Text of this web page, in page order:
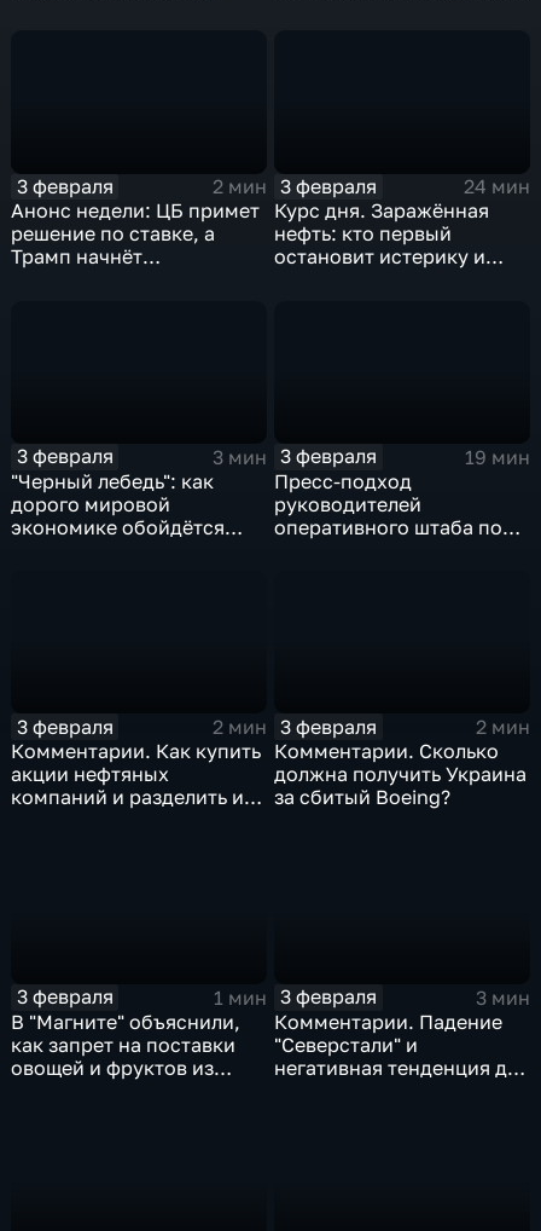
3 февраля
2 мин
Анонс недели: ЦБ примет
решение по ставке, а
Трамп начнёт
3 февраля
24 мин
Курс дня. Заражённая
нефть: кто первый
остановит истерику и
3 февраля
3 мин
"Черный лебедь": как
дорого мировой
экономике обойдётся
3 февраля
19 мин
Пресс-подход
руководителей
оперативного штаба по
3 февраля
2 мин
Комментарии. Как купить
акции нефтяных
компаний и разделить их
3 февраля
2 мин
Комментарии. Сколько
должна получить Украина
за сбитый Boeing?
3 февраля
1 мин
В "Магните" объяснили,
как запрет на поставки
овощей и фруктов из
3 февраля
3 мин
Комментарии. Падение
"Северстали" и
негативная тенденция для